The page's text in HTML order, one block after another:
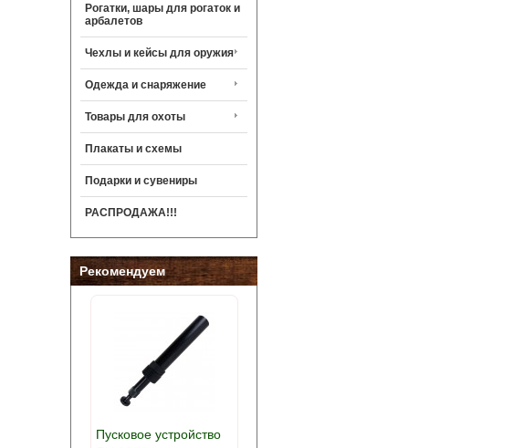
Рогатки, шары для рогаток и
арбалетов
Чехлы и кейсы для оружия
Одежда и снаряжение
Товары для охоты
Плакаты и схемы
Подарки и сувениры
РАСПРОДАЖА!!!
Рекомендуем
Пусковое устройство